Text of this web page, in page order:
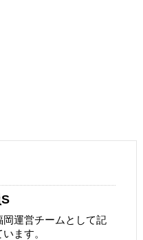
岡運営チームとして記
ます。